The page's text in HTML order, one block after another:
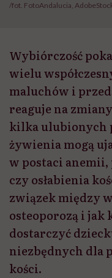
/fot. FotoAndalucia,
Wybiórczość
wielu
maluchów i
reaguje na
kilka ulubionych
żywienia mogą
w postaci
czy osłabienia
związek między
osteoporozą i jak
dostarczyć
niezbędnych dla
kości.